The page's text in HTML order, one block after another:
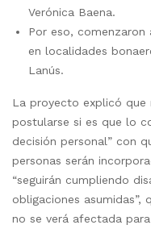
Verónica Baena.
Por eso,
en localidades
Lanús.
La proyecto explicó que
postularse si es que lo
decisión personal” con
personas serán
“seguirán cumpliendo
obligaciones asumidas”,
no se verá afectada